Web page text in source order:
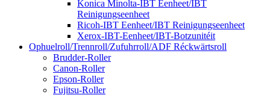
Konica Minolta-IBT Eenheet/IBT
Reinigungseenheet
Ricoh-IBT Eenheet/IBT Reinigungseenheet
Xerox-IBT-Eenheet/IBT-Botzunitéit
Ophuelroll/Trennroll/Zufuhrroll/ADF Réckwärtsroll
Brudder-Roller
Canon-Roller
Epson-Roller
Fujitsu-Roller